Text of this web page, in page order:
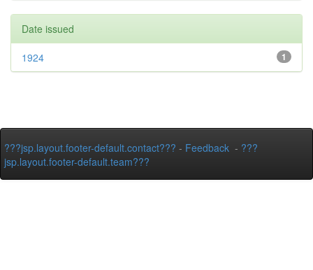
Date issued
1
1924
???jsp.layout.footer-default.contact??? - Feedback - ???
jsp.layout.footer-default.team???